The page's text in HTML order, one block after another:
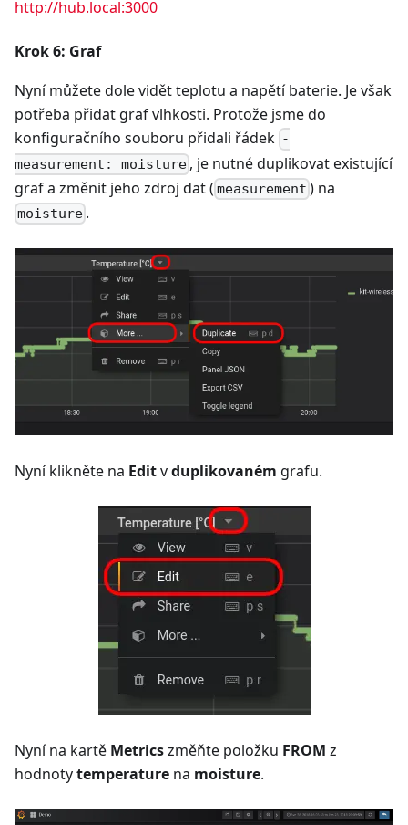
http://hub.local:3000
Krok 6: Graf
Nyní můžete dole vidět teplotu a napětí baterie. Je však
potřeba přidat graf vlhkosti. Protože jsme do
konfiguračního souboru přidali řádek -
measurement: moisture , je nutné duplikovat existující
graf a změnit jeho zdroj dat ( measurement ) na
moisture .
Nyní klikněte na Editvduplikovaném grafu.
Nyní na kartě Metricszměňte položku FROM z
hodnotytemperature na moisture.